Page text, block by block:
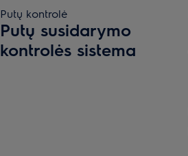
Putų kontrolė
Putų susidarymo
kontrolės sistema